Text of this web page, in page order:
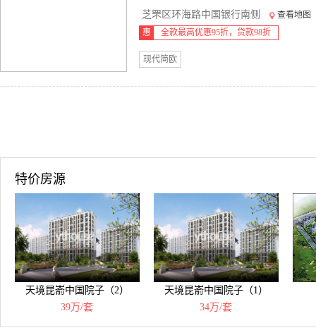
芝罘区环海路中国银行南侧
查看地图
惠
全款最高优惠95折，贷款98折
现代简欧
特价房源
天境昆嵛中国院子（2）
39万/套
天境昆嵛中国院子（1）
34万/套